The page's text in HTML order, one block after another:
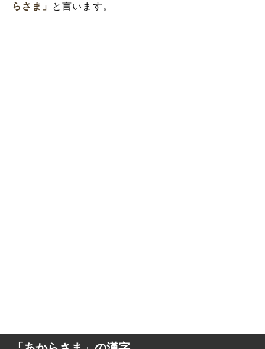
らさま」
と言います。